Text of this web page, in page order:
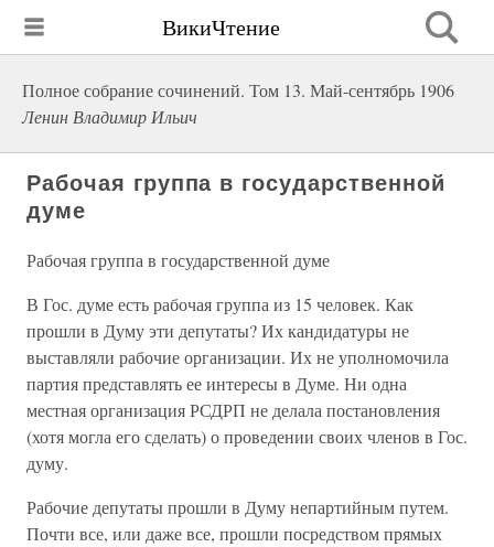
ВикиЧтение
Полное собрание сочинений. Том 13. Май-сентябрь 1906
Ленин Владимир Ильич
Рабочая группа в государственной
думе
Рабочая группа в государственной думе
В Гос. думе есть рабочая группа из 15 человек. Как
прошли в Думу эти депутаты? Их кандидатуры не
выставляли рабочие организации. Их не уполномочила
партия представлять ее интересы в Думе. Ни одна
местная организация РСДРП не делала постановления
(хотя могла его сделать) о проведении своих членов в Гос.
думу.
Рабочие депутаты прошли в Думу непартийным путем.
Почти все, или даже все, прошли посредством прямых